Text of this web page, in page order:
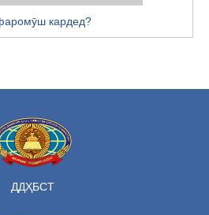
кардед?
ДДҲБСТ